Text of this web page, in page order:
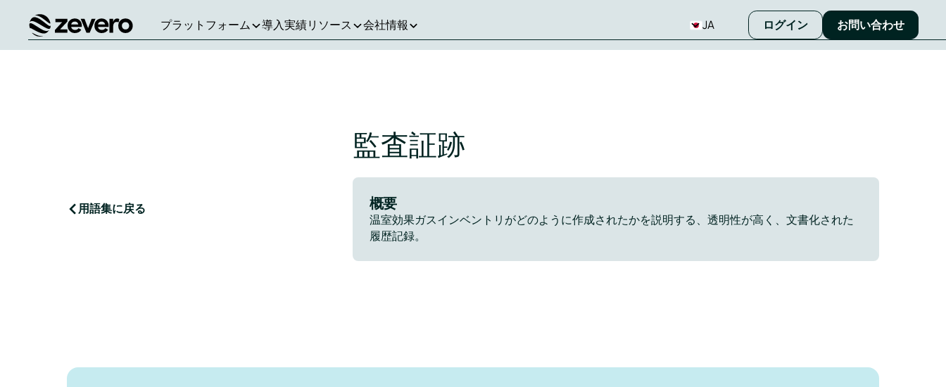
ホーム
プラットフォーム 導入実績リソース 会社情報 JA ログイン お問い合わせ
用語集に戻る
監査証跡
概要
温室効果ガスインベントリがどのように作成されたかを説明する、透明性が高く、文書化された
履歴記録。